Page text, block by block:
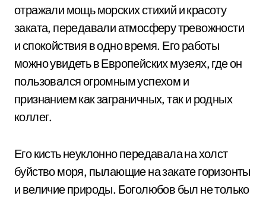
отражали мощь морских стихий и красоту
заката, передавали атмосферу тревожности
и спокойствия в одно время. Его работы
можно увидеть в Европейских музеях, где он
пользовался огромным успехом и
признанием как заграничных, так и родных
коллег.
Его кисть неуклонно передавала на холст
буйство моря, пылающие на закате горизонты
и величие природы. Боголюбов был не только